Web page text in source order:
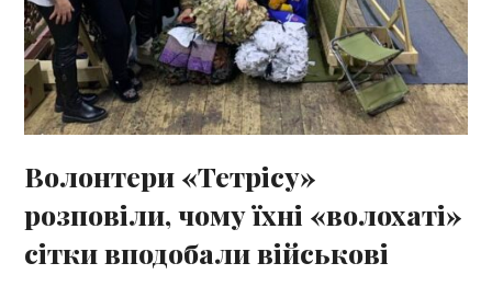
Волонтери «Тетрісу»
розповіли, чому їхні «волохаті»
сітки вподобали військові